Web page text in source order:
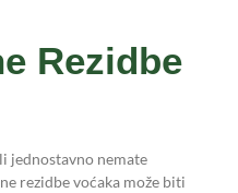
Rezidbe
jednostavno nemate
rezidbe voćaka može biti